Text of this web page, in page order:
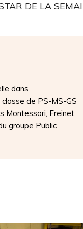
DE LA
dans
de PS-MS-GS
Montessori, Freinet,
groupe Public